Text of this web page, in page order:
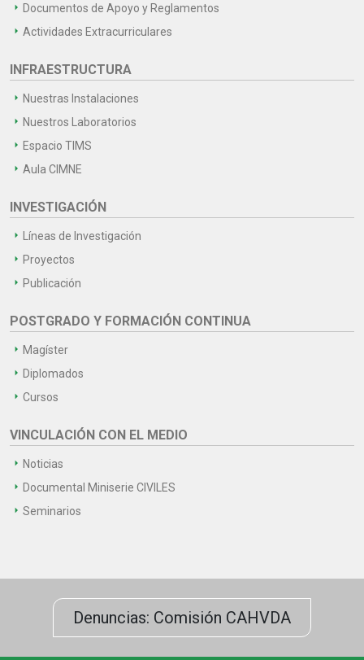
Documentos de Apoyo y Reglamentos
Actividades Extracurriculares
INFRAESTRUCTURA
Nuestras Instalaciones
Nuestros Laboratorios
Espacio TIMS
Aula CIMNE
INVESTIGACIÓN
Líneas de Investigación
Proyectos
Publicación
POSTGRADO Y FORMACIÓN CONTINUA
Magíster
Diplomados
Cursos
VINCULACIÓN CON EL MEDIO
Noticias
Documental Miniserie CIVILES
Seminarios
Denuncias: Comisión CAHVDA